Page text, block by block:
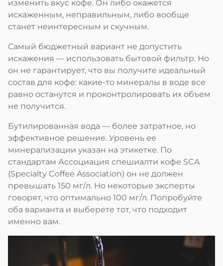
изменить вкус кофе. Он либо окажется
искаженным, неправильным, либо вообще
станет неинтересным и скучным.
Самый бюджетный вариант не допустить
искажения — использовать бытовой фильтр. Но
он не гарантирует, что вы получите идеальный
состав для кофе: какие-то минералы в воде все
равно останутся и проконтролировать их объем
не получится.
Бутилированная вода — более затратное, но
эффективное решение. Уровень ее
минерализации указан на этикетке. По
стандартам Ассоциация спешиалти кофе SCA
(Specialty Coffee Association) он не должен
превышать 150 мг/л. Но некоторые эксперты
говорят, что оптимально 100 мг/л. Попробуйте
оба варианта и выберете тот, что подходит
именно вам.